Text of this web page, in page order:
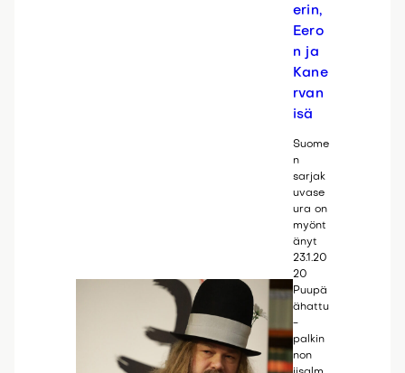
erin,
Eero
n ja
Kane
rvan
isä
Suome
n
sarjak
uvase
ura on
myönt
änyt
23.1.20
20
Puupä
ähattu
-
palkin
non